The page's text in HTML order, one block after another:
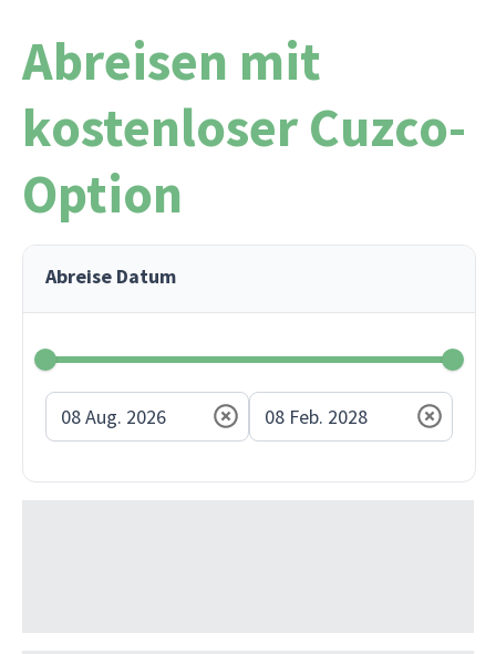
Abreisen mit
kostenloser Cuzco-
Option
Abreise Datum